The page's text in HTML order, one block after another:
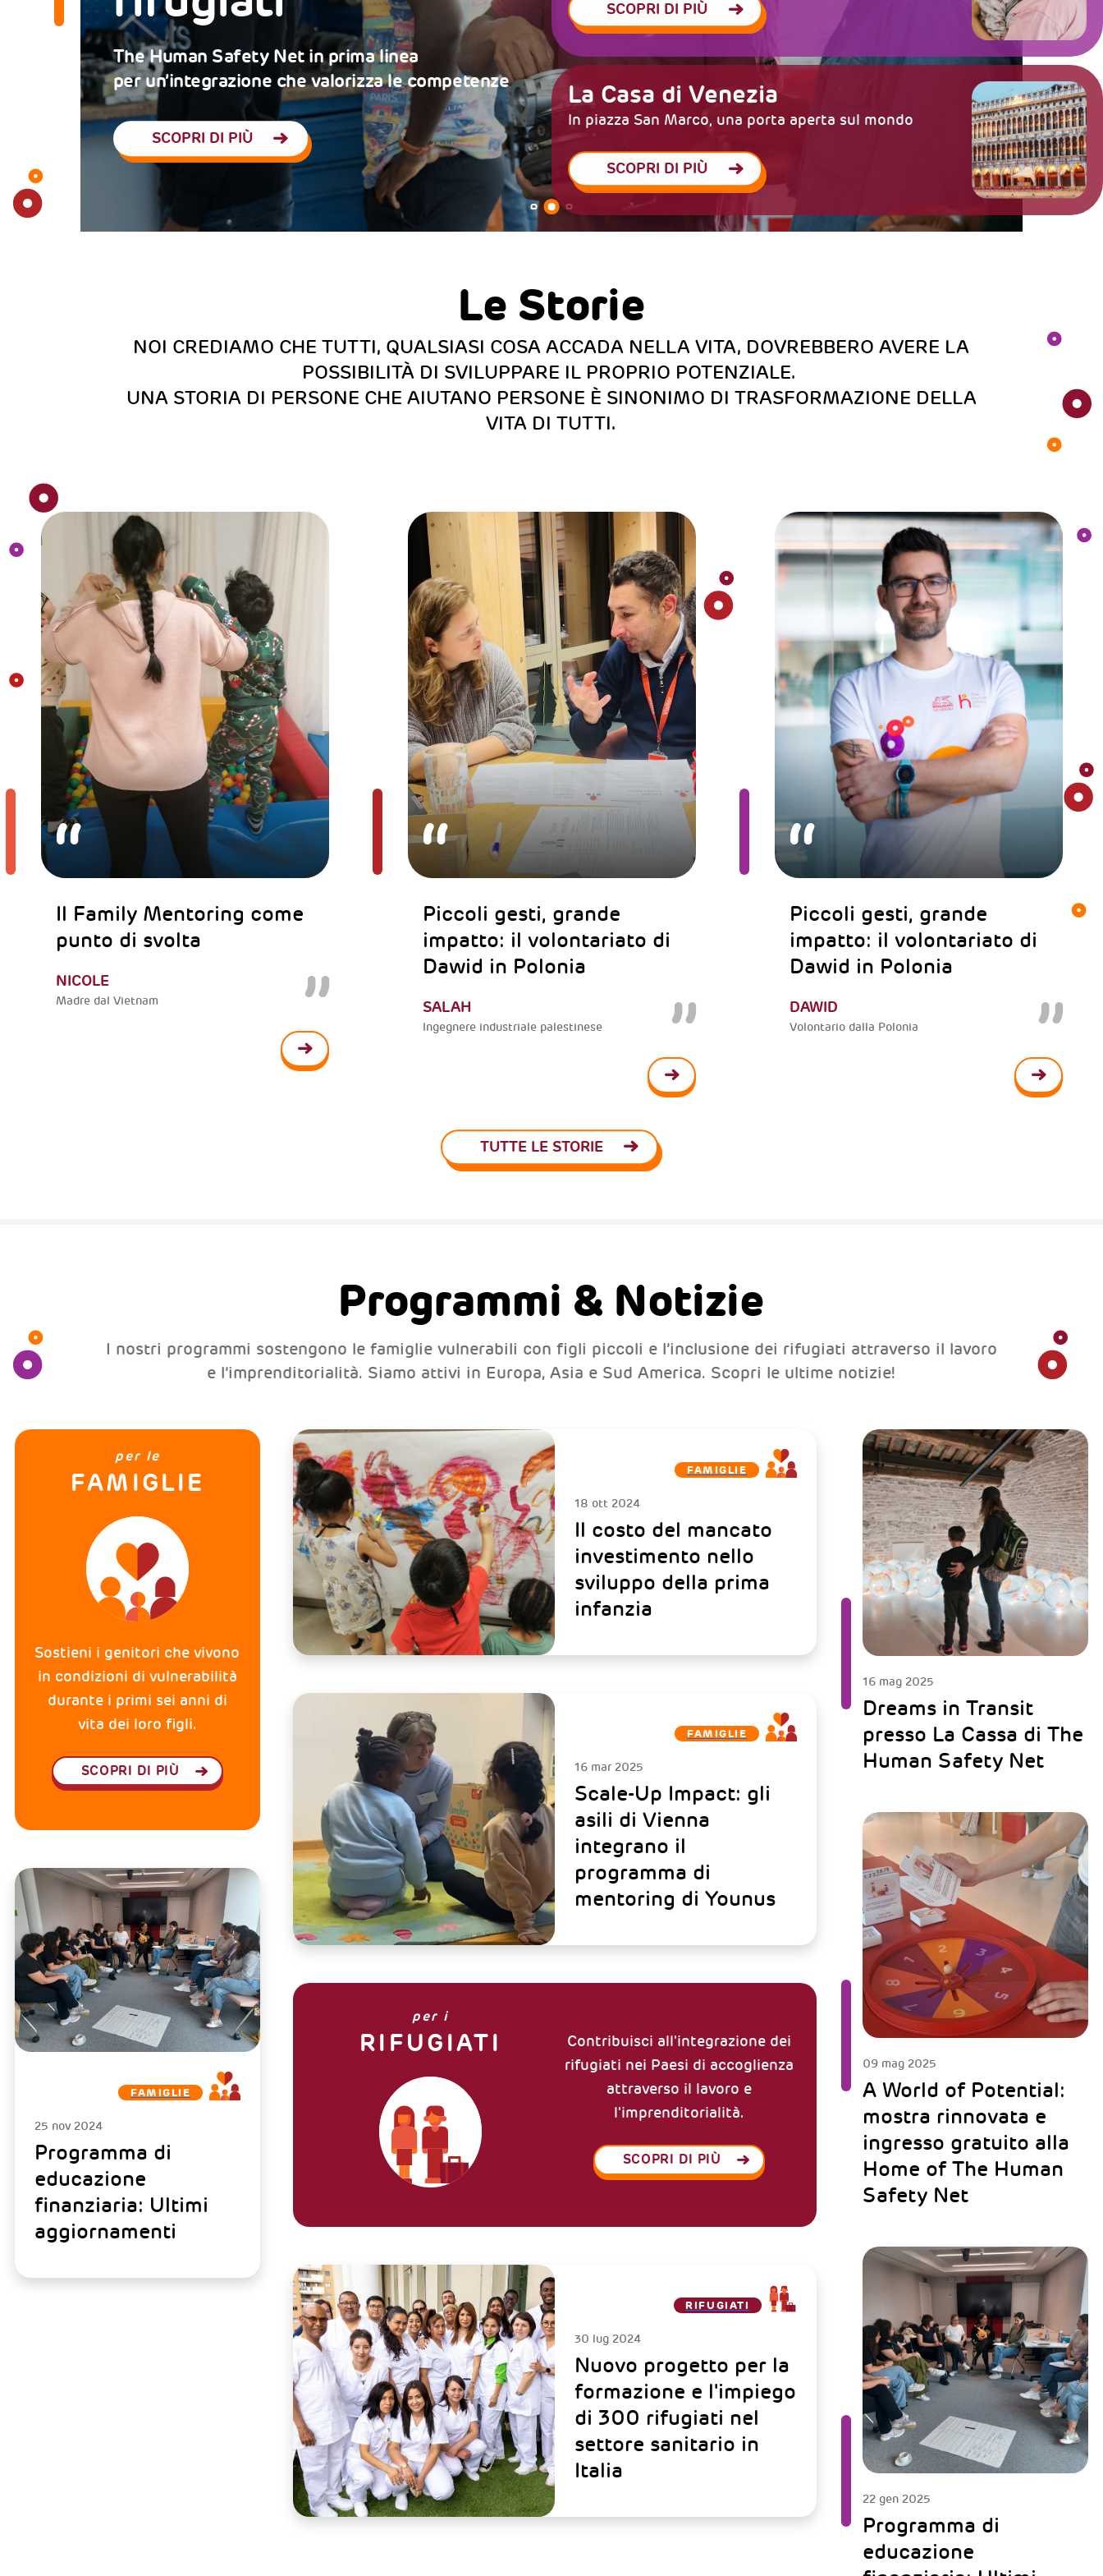
SCOPRI DI PIÙ
La Casa di Venezia
In piazza San Marco, una porta aperta sul mondo
SCOPRI DI PIÙ
A Palermo e Napoli un’estate gratuita
per costruire comunità educanti e inclusive
Le Storie
NOI CREDIAMO CHE TUTTI, QUALSIASI COSA ACCADA NELLA VITA, DOVREBBERO AVERE LA
POSSIBILITÀ DI SVILUPPARE IL PROPRIO POTENZIALE.
UNA STORIA DI PERSONE CHE AIUTANO PERSONE È SINONIMO DI TRASFORMAZIONE DELLA
VITA DI TUTTI.
Il Family Mentoring come
punto di svolta
NICOLE
Madre dal Vietnam
Piccoli gesti, grande
impatto: il volontariato di
Dawid in Polonia
SALAH
Ingegnere industriale palestinese
Piccoli gesti, grande
impatto: il volontariato di
Dawid in Polonia
DAWID
Volontario dalla Polonia
TUTTE LE STORIE
Programmi & Notizie
I nostri programmi sostengono le famiglie vulnerabili con figli piccoli e l’inclusione dei rifugiati attraverso il lavoro
e l’imprenditorialità. Siamo attivi in Europa, Asia e Sud America. Scopri le ultime notizie!
per le
FAMIGLIE
Sostieni i genitori che vivono
in condizioni di vulnerabilità
durante i primi sei anni di
vita dei loro figli.
SCOPRI DI PIÙ
FAMIGLIE
18 ott 2024
Il costo del mancato
investimento nello
sviluppo della prima
infanzia
FAMIGLIE
16 mar 2025
Scale-Up Impact: gli
asili di Vienna
integrano il
programma di
mentoring di Younus
FAMIGLIE
25 nov 2024
Programma di
educazione
finanziaria: Ultimi
aggiornamenti
per i
RIFUGIATI
Contribuisci all'integrazione dei
rifugiati nei Paesi di accoglienza
attraverso il lavoro e
l'imprenditorialità.
SCOPRI DI PIÙ
RIFUGIATI
30 lug 2024
Nuovo progetto per la
formazione e l'impiego
di 300 rifugiati nel
settore sanitario in
Italia
16 mag 2025
Dreams in Transit
presso La Cassa di The
Human Safety Net
09 mag 2025
A World of Potential:
mostra rinnovata e
ingresso gratuito alla
Home of The Human
Safety Net
22 gen 2025
Programma di
educazione